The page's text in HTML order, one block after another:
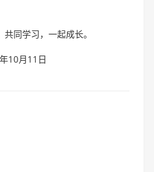
同学习，一起成长。
10月11日